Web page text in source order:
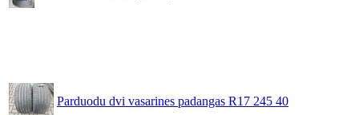
Parduodu dvi vasarines padangas R17 245 40